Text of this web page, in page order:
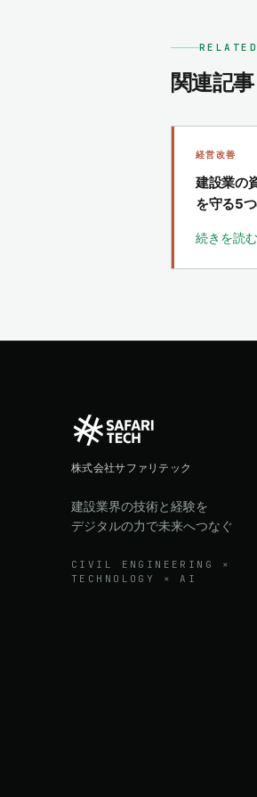
関連記事
経営改善
建設業の
を守る5
続きを読む
株式会社サファリテック
建設業界の技術と経験を
デジタルの力で未来へつなぐ
CIVIL ENGINEERING ×
TECHNOLOGY × AI